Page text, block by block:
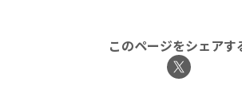
このページをシェアす